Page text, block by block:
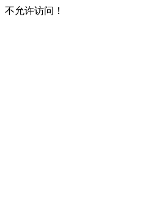
不允许访问！